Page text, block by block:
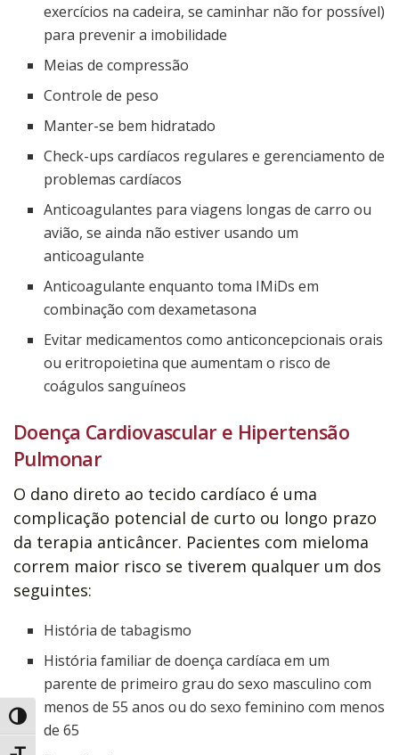
Alternar alto contraste
exercícios na cadeira, se caminhar não for possível)
para prevenir a imobilidade
Meias de compressão
Controle de peso
Manter-se bem hidratado
Check-ups cardíacos regulares e gerenciamento de
problemas cardíacos
Anticoagulantes para viagens longas de carro ou
avião, se ainda não estiver usando um
anticoagulante
Anticoagulante enquanto toma IMiDs em
combinação com dexametasona
Evitar medicamentos como anticoncepcionais orais
ou eritropoietina que aumentam o risco de
coágulos sanguíneos
Doença Cardiovascular e Hipertensão
Pulmonar
O dano direto ao tecido cardíaco é uma
complicação potencial de curto ou longo prazo
da terapia anticâncer. Pacientes com mieloma
correm maior risco se tiverem qualquer um dos
seguintes:
História de tabagismo
História familiar de doença cardíaca em um
parente de primeiro grau do sexo masculino com
menos de 55 anos ou do sexo feminino com menos
de 65